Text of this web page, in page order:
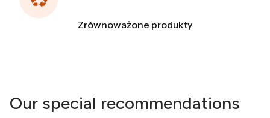
Zrównoważone produkty
Our special recommendations